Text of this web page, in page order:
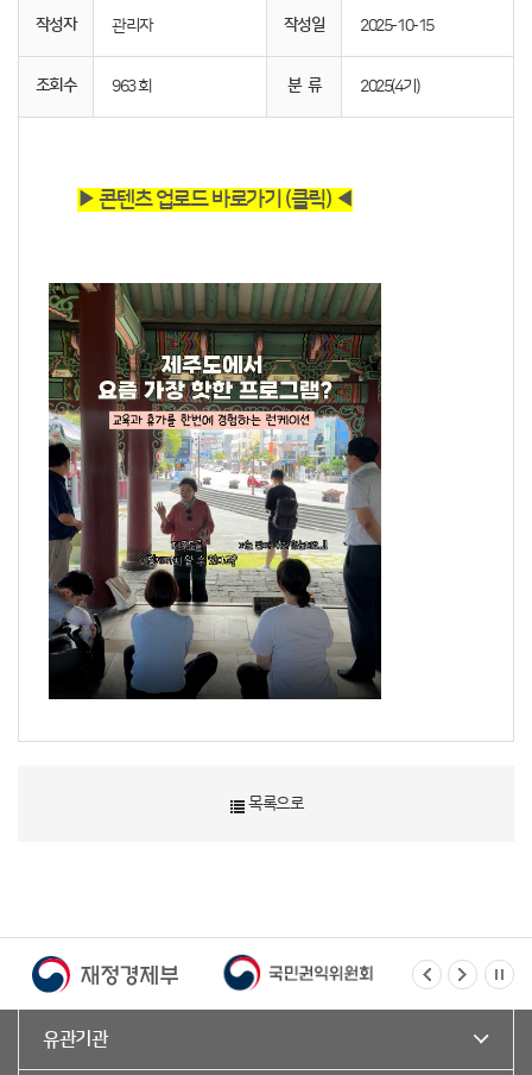
작성자 관리자 작성일 2025-10-15
조회수 963 회 분 류 2025(4기)
▶ 콘텐츠 업로드 바로가기 (클릭) ◀
목록으로
유관기관